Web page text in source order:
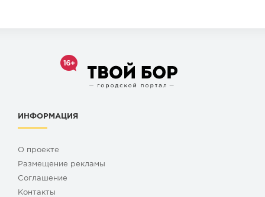
ИНФОРМАЦИЯ
О проекте
Размещение рекламы
Cоглашение
Контакты